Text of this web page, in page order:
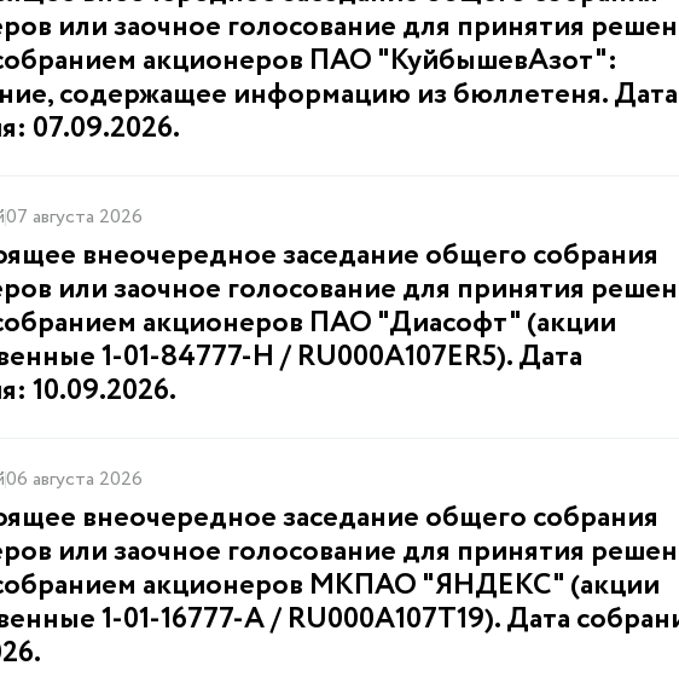
или заочное голосование для принятия
акционеров ПАО "КуйбышевАзот":
содержащее информацию из бюллетеня. Дата
07.09.2026.
07 августа 2026
внеочередное заседание общего собрания
или заочное голосование для принятия
акционеров ПАО "Диасофт" (акции
1-01-84777-H / RU000A107ER5). Дата
10.09.2026.
06 августа 2026
внеочередное заседание общего собрания
или заочное голосование для принятия
акционеров МКПАО "ЯНДЕКС" (акции
1-01-16777-A / RU000A107T19). Дата